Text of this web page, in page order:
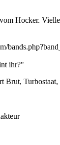
Hocker.
ihr?"
Brut,